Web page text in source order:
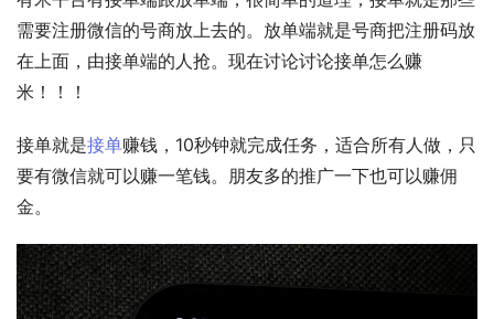
需要注册微信的号商放上去的。放单端就是号商把注册码放
在上面，由接单端的人抢。现在讨论讨论接单怎么赚
米！！！
接单就是接单赚钱，10秒钟就完成任务，适合所有人做，只
要有微信就可以赚一笔钱。朋友多的推广一下也可以赚佣
金。